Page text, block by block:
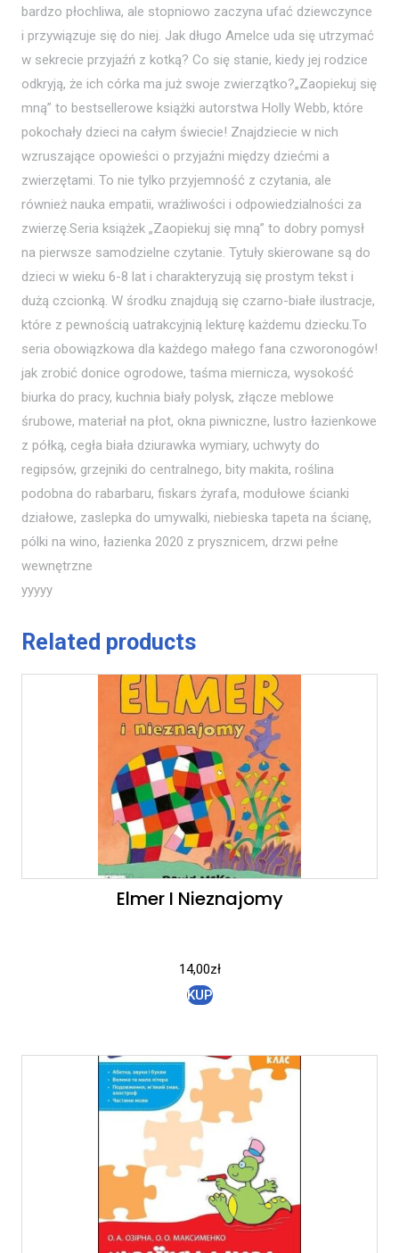
bardzo płochliwa, ale stopniowo zaczyna ufać dziewczynce
i przywiązuje się do niej. Jak długo Amelce uda się utrzymać
w sekrecie przyjaźń z kotką? Co się stanie, kiedy jej rodzice
odkryją, że ich córka ma już swoje zwierzątko?„Zaopiekuj się
mną” to bestsellerowe książki autorstwa Holly Webb, które
pokochały dzieci na całym świecie! Znajdziecie w nich
wzruszające opowieści o przyjaźni między dziećmi a
zwierzętami. To nie tylko przyjemność z czytania, ale
również nauka empatii, wrażliwości i odpowiedzialności za
zwierzę.Seria książek „Zaopiekuj się mną” to dobry pomysł
na pierwsze samodzielne czytanie. Tytuły skierowane są do
dzieci w wieku 6-8 lat i charakteryzują się prostym tekst i
dużą czcionką. W środku znajdują się czarno-białe ilustracje,
które z pewnością uatrakcyjnią lekturę każdemu dziecku.To
seria obowiązkowa dla każdego małego fana czworonogów!
jak zrobić donice ogrodowe, taśma miernicza, wysokość
biurka do pracy, kuchnia biały polysk, złącze meblowe
śrubowe, materiał na płot, okna piwniczne, lustro łazienkowe
z półką, cegła biała dziurawka wymiary, uchwyty do
regipsów, grzejniki do centralnego, bity makita, roślina
podobna do rabarbaru, fiskars żyrafa, modułowe ścianki
działowe, zaslepka do umywalki, niebieska tapeta na ścianę,
pólki na wino, łazienka 2020 z prysznicem, drzwi pełne
wewnętrzne
yyyyy
Related products
Elmer I Nieznajomy
14,00zł
KUP